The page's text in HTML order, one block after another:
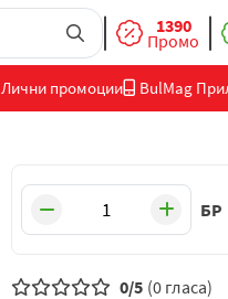
1390
Промо
Лични промоции BulMag
БР
0/5 (0 гласа)